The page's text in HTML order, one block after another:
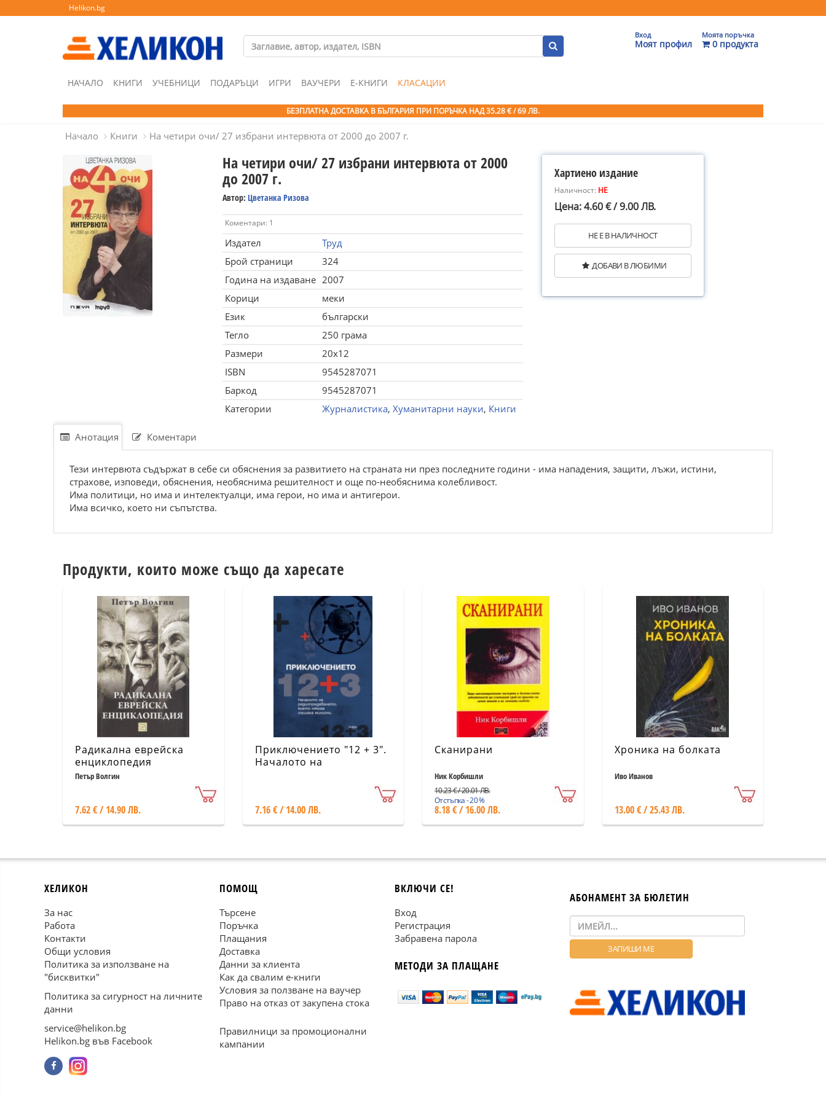
Helikon.bg
Вход
Моят профил
Моята поръчка
0 продукта
НАЧАЛО КНИГИ УЧЕБНИЦИ ПОДАРЪЦИ ИГРИ ВАУЧЕРИ Е-КНИГИ КЛАСАЦИИ
БЕЗПЛАТНА ДОСТАВКА В БЪЛГАРИЯ ПРИ ПОРЪЧКА НАД 35.28 € / 69 ЛВ.
Начало Книги На четири очи/ 27 избрани интервюта от 2000 до 2007 г.
На четири очи/ 27 избрани интервюта от 2000
до 2007 г.
Автор: Цветанка Ризова
Коментари: 1
Издател
Труд
Брой страници
324
Година на издаване 2007
Корици
меки
Език
български
Тегло
250 грама
Размери
20x12
ISBN
9545287071
Баркод
9545287071
Категории
Журналистика, Хуманитарни науки, Книги
Хартиено издание
Наличност: НЕ
Цена: 4.60 € / 9.00 ЛВ.
НЕ Е В НАЛИЧНОСТ
ДОБАВИ В ЛЮБИМИ
Анотация Коментари
Тези интервюта съдържат в себе си обяснения за развитието на страната ни през последните години - има нападения, защити, лъжи, истини,
страхове, изповеди, обяснения, необяснима решителност и още по-необяснима колебливост.
Има политици, но има и интелектуалци, има герои, но има и антигерои.
Има всичко, което ни съпътства.
Продукти, които може също да харесате
Радикална еврейска
енциклопедия
Петър Волгин
7.62 € / 14.90 ЛВ.
Приключението "12 + 3".
Началото на
7.16 € / 14.00 ЛВ.
Сканирани
Ник Корбишли
10.23 € / 20.01 ЛВ.
Отстъпка - 20 %
8.18 € / 16.00 ЛВ.
Хроника на болката
Иво Иванов
13.00 € / 25.43 ЛВ.
ХЕЛИКОН
За нас
Работа
Контакти
Общи условия
Политика за използване на
"бисквитки"
Политика за сигурност на личните
данни
service@helikon.bg
Helikon.bg във Facebook
ПОМОЩ
Търсене
Поръчка
Плащания
Доставка
Данни за клиента
Как да свалим е-книги
Условия за ползване на ваучер
Право на отказ от закупена стока
Правилници за промоционални
кампании
ВКЛЮЧИ СЕ!
Вход
Регистрация
Забравена парола
МЕТОДИ ЗА ПЛАЩАНЕ
АБОНАМЕНТ ЗА БЮЛЕТИН